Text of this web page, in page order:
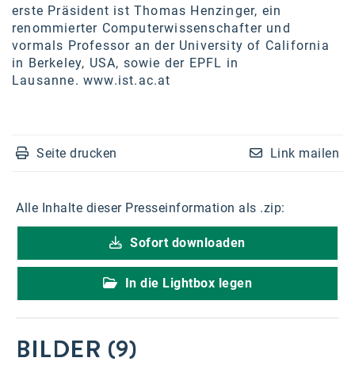
erste Präsident ist Thomas Henzinger, ein
renommierter Computerwissenschafter und
vormals Professor an der University of California
in Berkeley, USA, sowie der EPFL in
Lausanne. www.ist.ac.at
Seite drucken Link mailen
Alle Inhalte dieser Presseinformation als .zip:
Sofort downloaden
In die Lightbox legen
BILDER (9)